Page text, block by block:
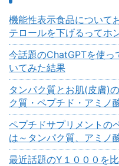
機能性表示食品について
テロールを下げるってホ
今話題のChatGPTを使っ
いてみた結果
タンパク質とお肌(皮膚)
ク質・ペプチド・アミノ
ペプチドサプリメントの
は～タンパク質、アミノ
最近話題のY１０００を